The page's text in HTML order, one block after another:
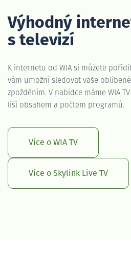
Výhodný
s televizí
K internetu od WIA si můžete
vám umožní sledovat vaše
zpožděním. V nabídce máme WIA
liší obsahem a počtem programů.
Více o WIA TV
Více o Skylink Live TV